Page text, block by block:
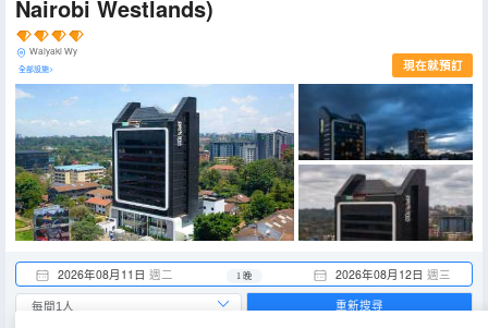
Nairobi Westlands)
Waiyaki Wy
全部設施> 現在就預訂
2026年08月11日 週二 2026年08月12日 週三
1 晚
重新搜尋